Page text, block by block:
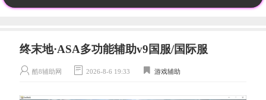
终末地·ASA多功能辅助v9国服/国际服
酷8辅助网 2026-8-6 19:33 游戏辅助